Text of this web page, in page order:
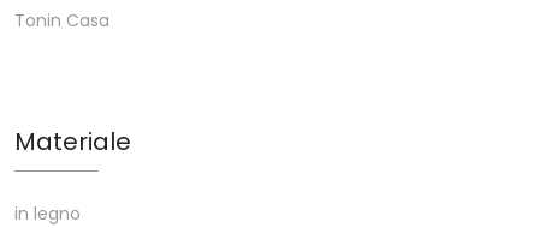
Tonin Casa
Materiale
in legno